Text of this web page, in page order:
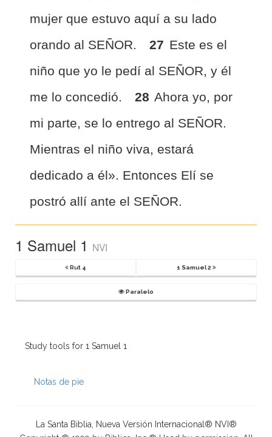
mujer que estuvo aquí a su lado
orando al SEÑOR.
27 Este es el
niño que yo le pedí al SEÑOR, y él
me lo concedió.
28 Ahora yo, por
mi parte, se lo entrego al SEÑOR.
Mientras el niño viva, estará
dedicado a él». Entonces Elí se
postró allí ante el SEÑOR.
1 Samuel 1 NVI
Rut 4 1 Samuel 2
Paralelo
Study tools for 1 Samuel 1
Notas de pie
La Santa Biblia, Nueva Versión Internacional® NVI®